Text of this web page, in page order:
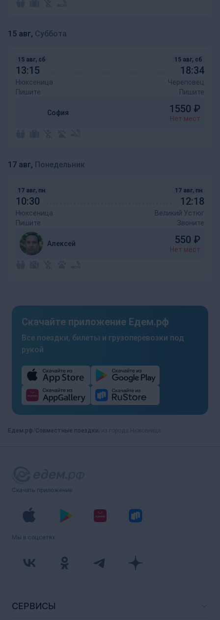
15 авг, Суббота
13:15
15 авг, сб
Нюксеница
Пишите
18:34
15 авг, сб
Череповец
Пишите
София 1550 ₽
Нет мест
17 авг, Понедельник
10:30
17 авг, пн
Нюксеница
Пишите
12:18
17 авг, пн
Великий Устюг
Звоните
Алексей 550 ₽
Нет мест
Скачайте приложение Едем.рф
Все поездки, билеты и грузоперевозки под
рукой
Едем.рф Совместные поездки
Скачать приложение
Мы в соцсетях
СЕРВИСЫ